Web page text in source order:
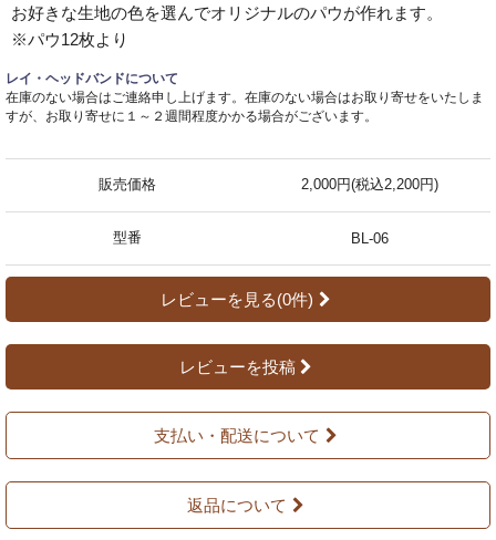
お好きな生地の色を選んでオリジナルのパウが作れます。
※パウ12枚より
レイ・ヘッドバンドについて
在庫のない場合はご連絡申し上げます。在庫のない場合はお取り寄せをいたしま
すが、お取り寄せに１～２週間程度かかる場合がございます。
販売価格 2,000円(税込2,200円)
型番 BL-06
レビューを見る(0件)
レビューを投稿
支払い・配送について
返品について